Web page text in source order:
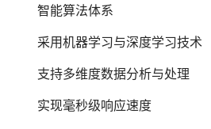
智能算法体系
采用机器学习与深度学习技术
支持多维度数据分析与处理
实现毫秒级响应速度